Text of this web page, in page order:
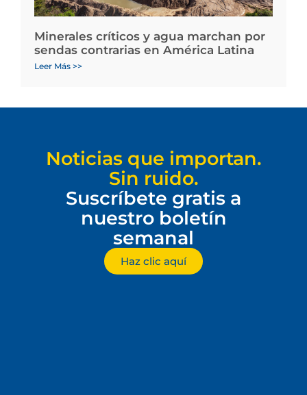
Minerales críticos y agua marchan por
sendas contrarias en América Latina
Leer Más >>
Noticias que importan.
Sin ruido.
Suscríbete gratis a
nuestro boletín
semanal
Haz clic aquí